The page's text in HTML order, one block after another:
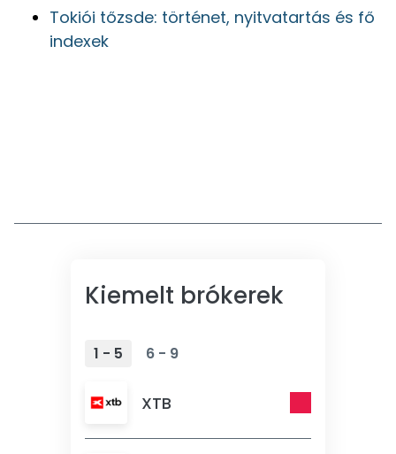
Tokiói tőzsde: történet, nyitvatartás és fő
indexek
Kiemelt brókerek
1 - 5 6 - 9
XTB